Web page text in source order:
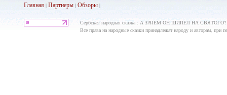
Главная| Партнеры| Обзоры|
Сербская народная сказка : А ЗАЧЕМ ОН ШИПЕЛ НА СВЯТОГО? -
Все права на народные сказки принадлежат народу и авторам, при